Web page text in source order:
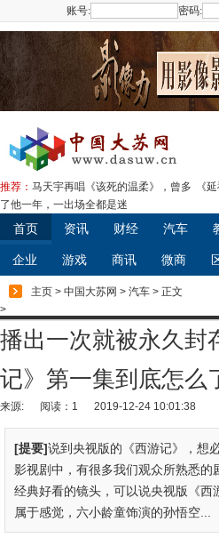
账号: 密码:
推荐： 马天宇再唱《该死的温柔》，曾多 《
了他一年，一出场全都是迷
首页 资讯 财经 汽车
企业 游戏 商讯 微商
主页 > 中国大苏网 > 汽车 > 正文
>
播出一次就被永久封
记》第一集到底怎么
来源: 阅读：1 2019-12-24 10:01:38
[提要]说到央视版的《西游记》，想
影视剧中，有很多我们观众所熟悉的
经典好看的镜头，可以说央视版《西
属于感觉，六小龄童饰演的孙悟空...